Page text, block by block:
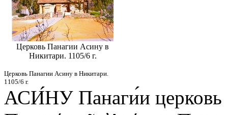
Церковь Панагии Асину в
Никитари. 1105/6 г.
Церковь Панагии Асину в Никитари.
1105/6 г.
АСИ́НУ Панаги́и церковь